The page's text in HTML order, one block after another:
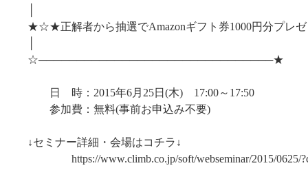
★☆★正解者から抽選でAmazonギフト券1000円分プ
☆───────────────────────────────★
日 時：2015年6月25日(木) 17:00～17:50
参加費：無料(事前お申込み不要)
↓セミナー詳細・会場はコチラ↓
https://www.climb.co.jp/soft/webseminar/2015/0625/